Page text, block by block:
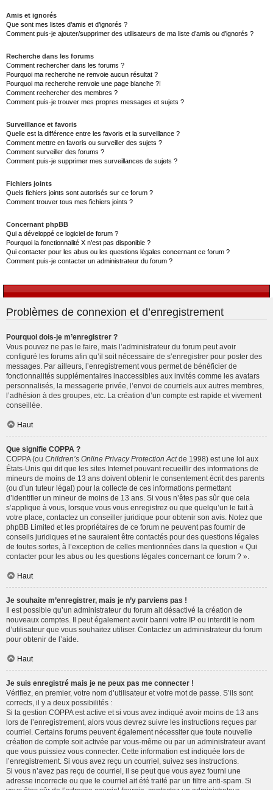
Amis et ignorés
Que sont mes listes d’amis et d’ignorés ?
Comment puis-je ajouter/supprimer des utilisateurs de ma liste d’amis ou d’ignorés ?
Recherche dans les forums
Comment rechercher dans les forums ?
Pourquoi ma recherche ne renvoie aucun résultat ?
Pourquoi ma recherche renvoie une page blanche ?!
Comment rechercher des membres ?
Comment puis-je trouver mes propres messages et sujets ?
Surveillance et favoris
Quelle est la différence entre les favoris et la surveillance ?
Comment mettre en favoris ou surveiller des sujets ?
Comment surveiller des forums ?
Comment puis-je supprimer mes surveillances de sujets ?
Fichiers joints
Quels fichiers joints sont autorisés sur ce forum ?
Comment trouver tous mes fichiers joints ?
Concernant phpBB
Qui a développé ce logiciel de forum ?
Pourquoi la fonctionnalité X n’est pas disponible ?
Qui contacter pour les abus ou les questions légales concernant ce forum ?
Comment puis-je contacter un administrateur du forum ?
Problèmes de connexion et d’enregistrement
Pourquoi dois-je m’enregistrer ?
Vous pouvez ne pas le faire, mais l’administrateur du forum peut avoir
configuré les forums afin qu’il soit nécessaire de s’enregistrer pour poster des
messages. Par ailleurs, l’enregistrement vous permet de bénéficier de
fonctionnalités supplémentaires inaccessibles aux invités comme les avatars
personnalisés, la messagerie privée, l’envoi de courriels aux autres membres,
l’adhésion à des groupes, etc. La création d’un compte est rapide et vivement
conseillée.
Haut
Que signifie COPPA ?
COPPA (ou Children’s Online Privacy Protection Actde 1998) est une loi aux
États-Unis qui dit que les sites Internet pouvant recueillir des informations de
mineurs de moins de 13 ans doivent obtenir le consentement écrit des parents
(ou d’un tuteur légal) pour la collecte de ces informations permettant
d’identifier un mineur de moins de 13 ans. Si vous n’êtes pas sûr que cela
s’applique à vous, lorsque vous vous enregistrez ou que quelqu’un le fait à
votre place, contactez un conseiller juridique pour obtenir son avis. Notez que
phpBB Limited et les propriétaires de ce forum ne peuvent pas fournir de
conseils juridiques et ne sauraient être contactés pour des questions légales
de toutes sortes, à l’exception de celles mentionnées dans la question « Qui
contacter pour les abus ou les questions légales concernant ce forum ? ».
Haut
Je souhaite m’enregistrer, mais je n’y parviens pas !
Il est possible qu’un administrateur du forum ait désactivé la création de
nouveaux comptes. Il peut également avoir banni votre IP ou interdit le nom
d’utilisateur que vous souhaitez utiliser. Contactez un administrateur du forum
pour obtenir de l’aide.
Haut
Je suis enregistré mais je ne peux pas me connecter !
Vérifiez, en premier, votre nom d’utilisateur et votre mot de passe. S’ils sont
corrects, il y a deux possibilités :
Si la gestion COPPA est active et si vous avez indiqué avoir moins de 13 ans
lors de l’enregistrement, alors vous devrez suivre les instructions reçues par
courriel. Certains forums peuvent également nécessiter que toute nouvelle
création de compte soit activée par vous-même ou par un administrateur avant
que vous puissiez vous connecter. Cette information est indiquée lors de
l’enregistrement. Si vous avez reçu un courriel, suivez ses instructions.
Si vous n’avez pas reçu de courriel, il se peut que vous ayez fourni une
adresse incorrecte ou que le courriel ait été traité par un filtre anti-spam. Si